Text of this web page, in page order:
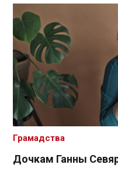
Дочкам Ганны
Грамадства